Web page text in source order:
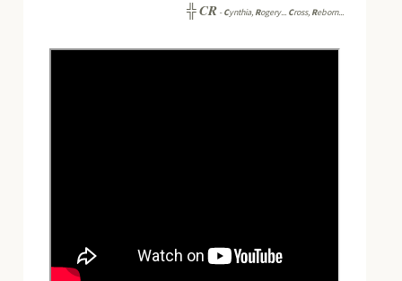
╬CR -Cynthia, Rogery... Cross, Reborn...